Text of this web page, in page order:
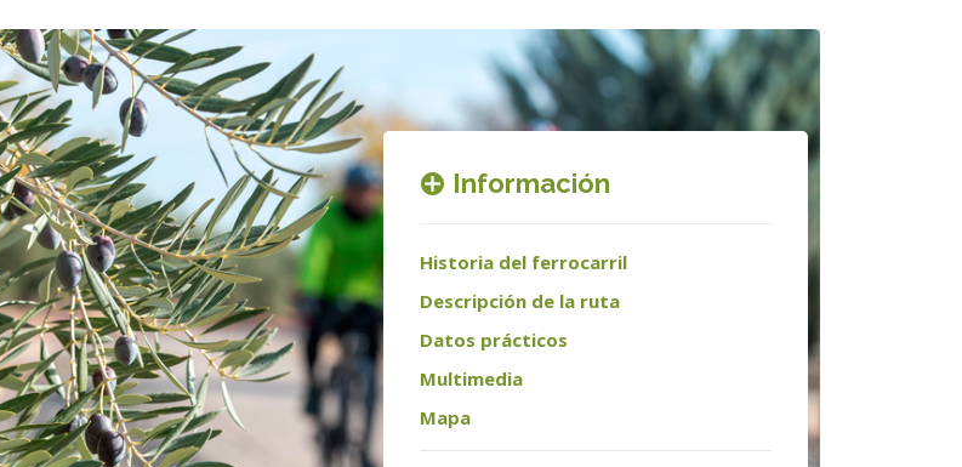
Información
Historia del ferrocarril
Descripción de la ruta
Datos prácticos
Multimedia
Mapa